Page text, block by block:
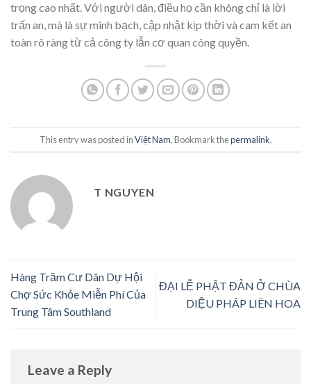
trọng cao nhất. Với người dân, điều họ cần không chỉ là lời
trấn an, mà là sự minh bạch, cập nhật kịp thời và cam kết an
toàn rõ ràng từ cả công ty lẫn cơ quan công quyền.
This entry was posted inViệt Nam. Bookmark thepermalink.
T NGUYEN
Hàng Trăm Cư Dân Dự Hội
Chợ Sức Khỏe Miễn Phí Của
Trung Tâm Southland
ĐẠI LỄ PHẬT ĐẢN Ở CHÙA
DIỆU PHÁP LIÊN HOA
Leave a Reply